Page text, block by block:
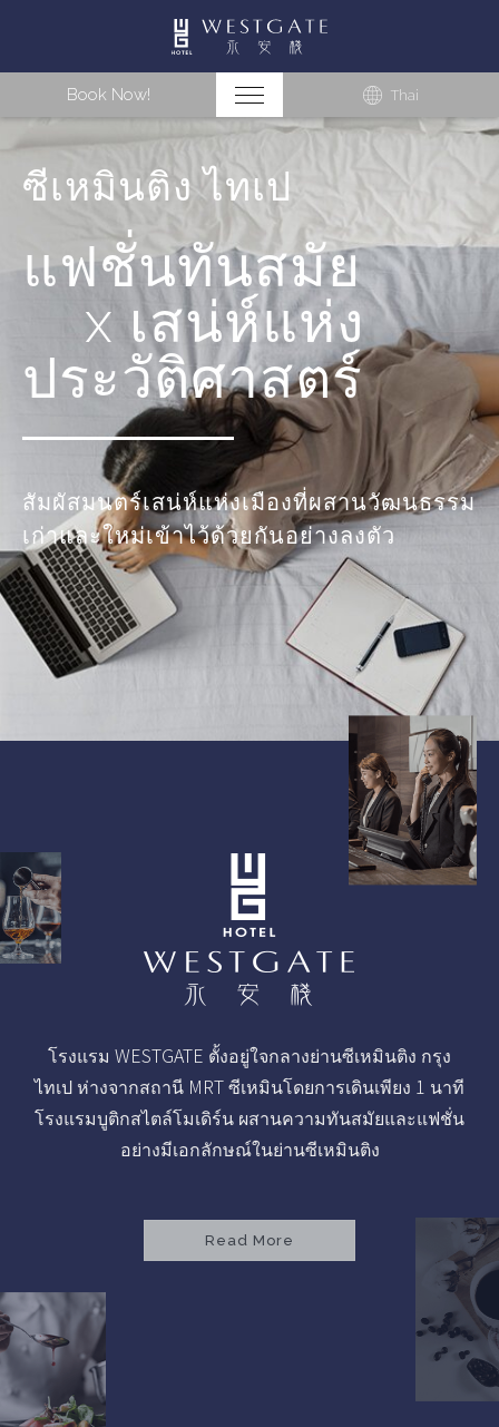
ซีเหมินติง ไทเป
แฟชั่นทันสมัย
x เสน่ห์แห่ง
ประวัติศาสตร์
สัมผัสมนตร์เสน่ห์แห่งเมืองที่ผสานวัฒนธรรม
เก่าและใหม่เข้าไว้ด้วยกันอย่างลงตัว
โรงแรม WESTGATE ตั้งอยู่ใจกลางย่านซีเหมินติง กรุง
ไทเป ห่างจากสถานี MRT ซีเหมินโดยการเดินเพียง 1 นาที
โรงแรมบูติกสไตล์โมเดิร์น ผสานความทันสมัยและแฟชั่น
อย่างมีเอกลักษณ์ในย่านซีเหมินติง
Read More
Book Now! Thai